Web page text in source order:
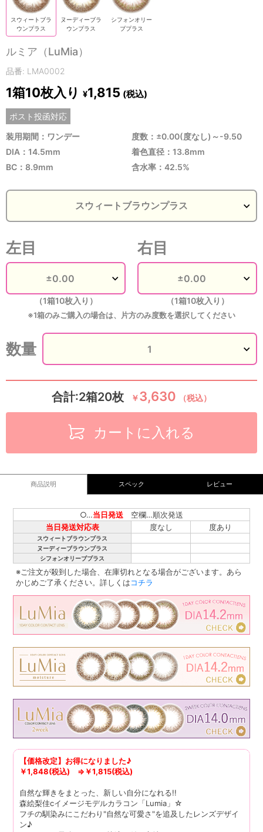
スウィートブラ
ウンプラス
ヌーディーブラ
ウンプラス
シフォンオリー
ブプラス
ルミア（LuMia）
品番: LMA0002
1箱10枚入り ¥1,815 (税込)
ポスト投函対応
装用期間：ワンデー
度数：±0.00(度なし)～-9.50
DIA：14.5mm
着色直径：13.8mm
BC：8.9mm
含水率：42.5%
左目
（1箱10枚入り）
右目
（1箱10枚入り）
※1箱のみご購入の場合は、片方のみ度数を選択してください
数量
合計:2箱20枚 ￥3,630 （税込）
カートに入れる
商品説明 スペック レビュー
○…当日発送 空欄…順次発送
当日発送対応表
度なし 度あり
スウィートブラウンプラス
ヌーディーブラウンプラス
シフォンオリーブプラス
※ご注文が殺到した場合、在庫切れとなる場合がございます。あら
かじめご了承ください。詳しくはコチラ
【価格改定】お得になりました♪
￥1,848(税込) ⇒￥1,815(税込)
自然な輝きをまとった、新しい自分になれる!!
森絵梨佳cイメージモデルカラコン「Lumia」☆
フチの馴染みにこだわり"自然な可愛さ"を追及したレンズデザイ
ン♪